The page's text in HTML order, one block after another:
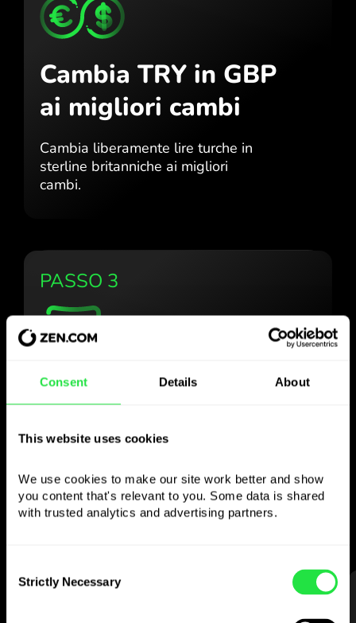
Consent Details About
This website uses cookies
We use cookies to make our site work better and show
you content that's relevant to you. Some data is shared
with trusted analytics and advertising partners.
Selection
Strictly Necessary
Cambia TRY in GBP
ai migliori cambi
Cambia liberamente lire turche in
sterline britanniche ai migliori
cambi.
PASSO 3
Usa la valuta scelta
come vuoi
preleva dagli sportelli senza
commissione, paga con la carta multi-
valuta